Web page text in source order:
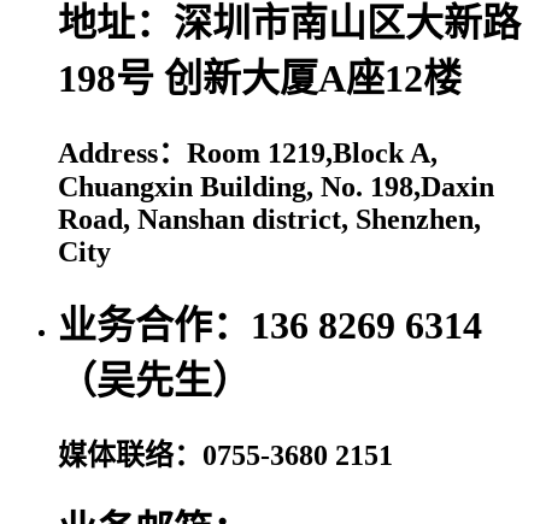
地址：深圳市南山区大新路
198号 创新大厦A座12楼
Address：Room 1219,Block A,
Chuangxin Building, No. 198,Daxin
Road, Nanshan district, Shenzhen,
City
业务合作：136 8269 6314
（吴先生）
媒体联络：0755-3680 2151